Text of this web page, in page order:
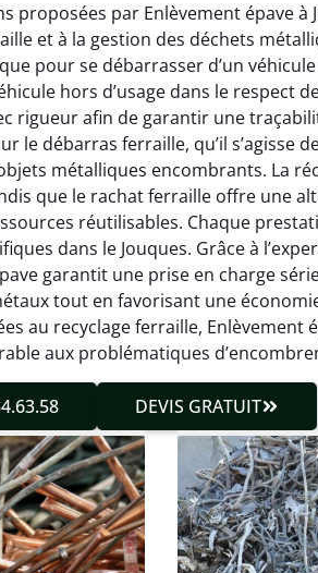
proposées par Enlèvement épave à
et à la gestion des déchets
pour se débarrasser d’un
hors d’usage dans le respect
rigueur afin de garantir une
le débarras ferraille, qu’il s’agisse
métalliques encombrants. La
que le rachat ferraille offre une
réutilisables. Chaque
dans le Jouques. Grâce à
garantit une prise en charge
tout en favorisant une
au recyclage ferraille, Enlèvement
aux problématiques
DEVIS GRATUIT
Virginie
26 février
Parfait pour se
des vieux
efficace qui a
sans laisser
Service client